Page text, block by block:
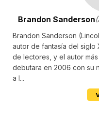
Brandon Sanderson
Brandon Sanderson
autor de fantasía del siglo
de lectores, y el autor
debutara en 2006 con su
a l...